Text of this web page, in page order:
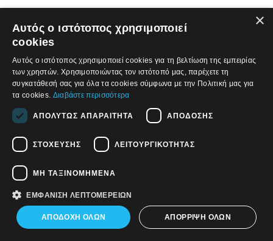
© 2026, APWIRELESS ΕΛΛΑΣ ΜΟΝΟΠΡΟΣΩΠΗ Α.Ε.
Πολιτική Cookies
Όροι και Προϋποθέσεις Χρήσης
Find us on:
Facebook
TwitterLinkedin
×
Αυτός ο ιστότοπος χρησιμοποιεί
cookies
Αυτός ο ιστότοπος χρησιμοποιεί cookies για τη βελτίωση της εμπειρίας
των χρηστών. Χρησιμοποιώντας τον ιστότοπό μας, παρέχετε τη
συγκατάθεσή σας για όλα τα cookies σύμφωνα με την Πολιτική μας για
τα cookies. Διαβάστε περισσότερα
ΑΠΟΛΎΤΩΣ ΑΠΑΡΑΊΤΗΤΑ ΑΠΌΔΟΣΗΣ
ΣΤΌΧΕΥΣΗΣ ΛΕΙΤΟΥΡΓΙΚΌΤΗΤΑΣ
ΜΗ ΤΑΞΙΝΟΜΗΜΈΝΑ
ΕΜΦΆΝΙΣΗ ΛΕΠΤΟΜΕΡΕΙΏΝ
ΑΠΟΔΟΧΉ ΌΛΩΝ ΑΠΌΡΡΙΨΗ ΌΛΩΝ